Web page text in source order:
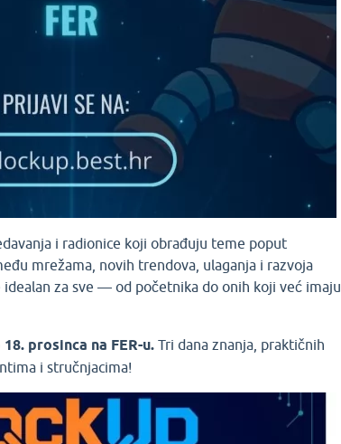
i radionice koji obrađuju teme poput
mrežama, novih trendova, ulaganja i razvoja
za sve — od početnika do onih koji već imaju
prosinca na FER-u. Tri dana znanja, praktičnih
i stručnjacima!